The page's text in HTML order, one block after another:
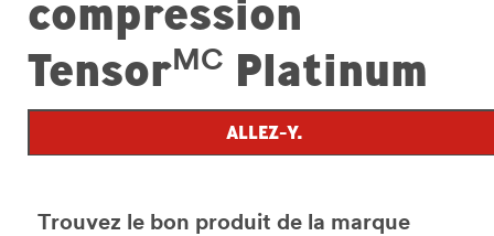
compression
TensorMC Platinum
ALLEZ-Y.
Trouvez le bon produit de la marque